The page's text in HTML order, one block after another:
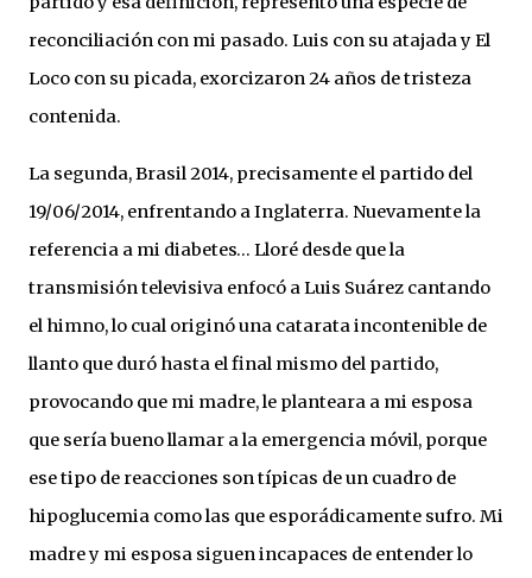
reconciliación con mi pasado. Luis con su atajada y El
Loco con su picada, exorcizaron 24 años de tristeza
contenida.
La segunda, Brasil 2014, precisamente el partido del
19/06/2014, enfrentando a Inglaterra. Nuevamente la
referencia a mi diabetes… Lloré desde que la
transmisión televisiva enfocó a Luis Suárez cantando
el himno, lo cual originó una catarata incontenible de
llanto que duró hasta el final mismo del partido,
provocando que mi madre, le planteara a mi esposa
que sería bueno llamar a la emergencia móvil, porque
ese tipo de reacciones son típicas de un cuadro de
hipoglucemia como las que esporádicamente sufro. Mi
madre y mi esposa siguen incapaces de entender lo